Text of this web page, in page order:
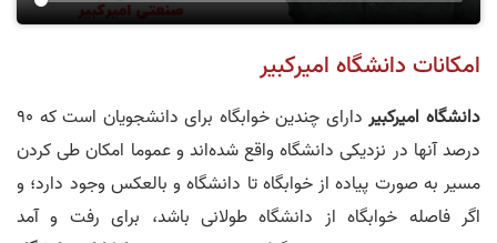
امکانات دانشگاه امیرکبیر
دانشگاه امیرکبیر
دارای چندین خوابگاه برای دانشجویان است که 90
درصد آنها در نزدیکی دانشگاه واقع شده‌اند و عموما امکان طی کردن
مسیر به صورت پیاده از خوابگاه تا دانشگاه و بالعکس وجود دارد؛ و
اگر فاصله خوابگاه از دانشگاه طولانی باشد، برای رفت و آمد